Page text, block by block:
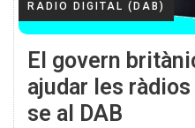
RADIO DIGITAL (DAB)
El govern
ajudar les
se al DAB